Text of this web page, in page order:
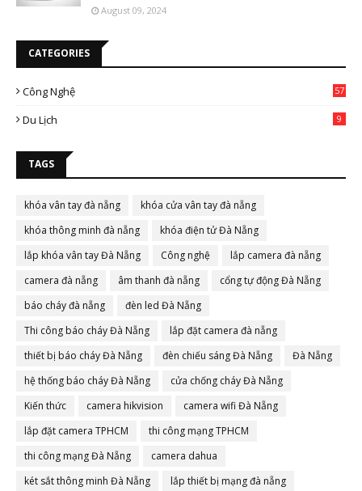
August 09, 2024
CATEGORIES
Công Nghệ 57
Du Lịch 9
TAGS
khóa vân tay đà nẵng
khóa cửa vân tay đà nẵng
khóa thông minh đà nẵng
khóa điện tử Đà Nẵng
lắp khóa vân tay Đà Nẵng
Công nghệ
lắp camera đà nẵng
camera đà nẵng
âm thanh đà nẵng
cổng tự động Đà Nẵng
báo cháy đà nẵng
đèn led Đà Nẵng
Thi công báo cháy Đà Nẵng
lắp đặt camera đà nẵng
thiết bị báo cháy Đà Nẵng
đèn chiếu sáng Đà Nẵng
Đà Nẵng
hệ thống báo cháy Đà Nẵng
cửa chống cháy Đà Nẵng
Kiến thức
camera hikvision
camera wifi Đà Nẵng
lắp đặt camera TPHCM
thi công mạng TPHCM
thi công mạng Đà Nẵng
camera dahua
két sắt thông minh Đà Nẵng
lắp thiết bị mạng đà nẵng